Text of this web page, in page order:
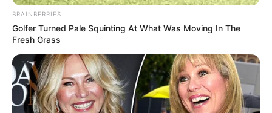
BRAINBERRIES
Golfer Turned Pale Squinting At What Was Moving In The
Fresh Grass